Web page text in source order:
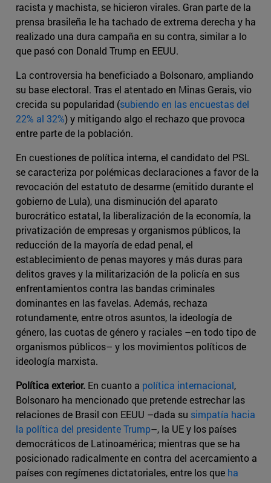
racista y machista, se hicieron virales. Gran parte de la
prensa brasileña le ha tachado de extrema derecha y ha
realizado una dura campaña en su contra, similar a lo
que pasó con Donald Trump en EEUU.
La controversia ha beneficiado a Bolsonaro, ampliando
su base electoral. Tras el atentado en Minas Gerais, vio
crecida su popularidad (subiendo en las encuestas del
22% al 32%) y mitigando algo el rechazo que provoca
entre parte de la población.
En cuestiones de política interna, el candidato del PSL
se caracteriza por polémicas declaraciones a favor de la
revocación del estatuto de desarme (emitido durante el
gobierno de Lula), una disminución del aparato
burocrático estatal, la liberalización de la economía, la
privatización de empresas y organismos públicos, la
reducción de la mayoría de edad penal, el
establecimiento de penas mayores y más duras para
delitos graves y la militarización de la policía en sus
enfrentamientos contra las bandas criminales
dominantes en las favelas. Además, rechaza
rotundamente, entre otros asuntos, la ideología de
género, las cuotas de género y raciales –en todo tipo de
organismos públicos– y los movimientos políticos de
ideología marxista.
Política exterior. En cuanto a política internacional,
Bolsonaro ha mencionado que pretende estrechar las
relaciones de Brasil con EEUU –dada su simpatía hacia
la política del presidente Trump–, la UE y los países
democráticos de Latinoamérica; mientras que se ha
posicionado radicalmente en contra del acercamiento a
países con regímenes dictatoriales, entre los que ha